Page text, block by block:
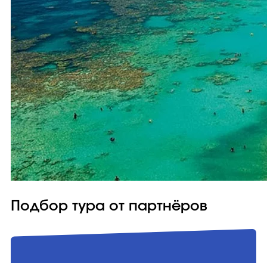
Подбор тура от партнёров